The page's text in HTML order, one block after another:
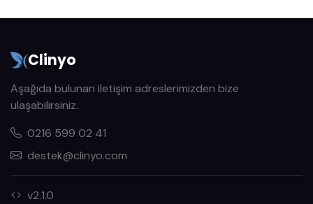
Clinyo
Aşağıda bulunan iletişim adreslerimizden bize
ulaşabilirsiniz.
0216 599 02 41
destek@clinyo.com
v2.1.0